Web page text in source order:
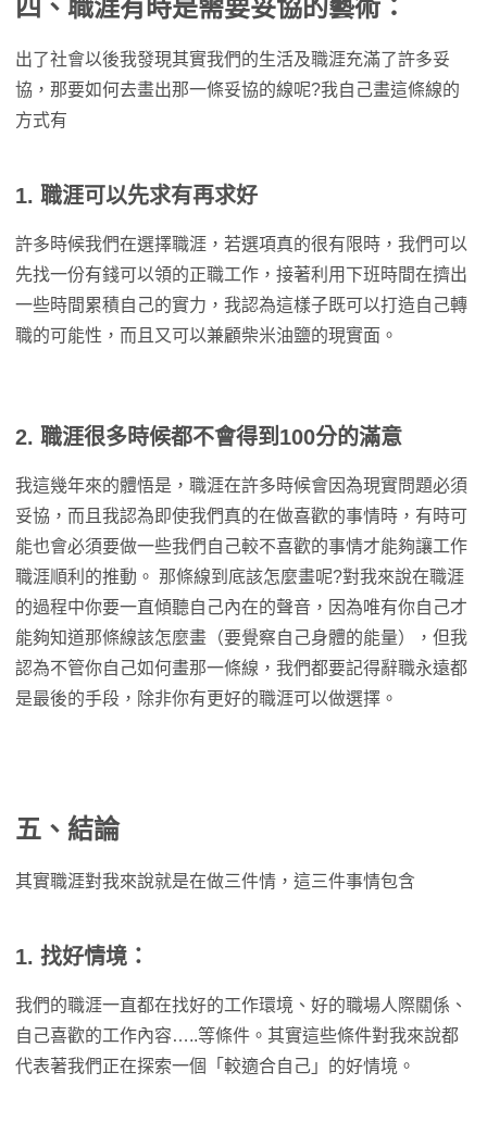
四、職涯有時是需要妥協的藝術：
出了社會以後我發現其實我們的生活及職涯充滿了許多妥
協，那要如何去畫出那一條妥協的線呢?我自己畫這條線的
方式有
1. 職涯可以先求有再求好
許多時候我們在選擇職涯，若選項真的很有限時，我們可以
先找一份有錢可以領的正職工作，接著利用下班時間在擠出
一些時間累積自己的實力，我認為這樣子既可以打造自己轉
職的可能性，而且又可以兼顧柴米油鹽的現實面。
2. 職涯很多時候都不會得到100分的滿意
我這幾年來的體悟是，職涯在許多時候會因為現實問題必須
妥協，而且我認為即使我們真的在做喜歡的事情時，有時可
能也會必須要做一些我們自己較不喜歡的事情才能夠讓工作
職涯順利的推動。 那條線到底該怎麼畫呢?對我來說在職涯
的過程中你要一直傾聽自己內在的聲音，因為唯有你自己才
能夠知道那條線該怎麼畫（要覺察自己身體的能量），但我
認為不管你自己如何畫那一條線，我們都要記得辭職永遠都
是最後的手段，除非你有更好的職涯可以做選擇。
五、結論
其實職涯對我來說就是在做三件情，這三件事情包含
1. 找好情境：
我們的職涯一直都在找好的工作環境、好的職場人際關係、
自己喜歡的工作內容…..等條件。其實這些條件對我來說都
代表著我們正在探索一個「較適合自己」的好情境。